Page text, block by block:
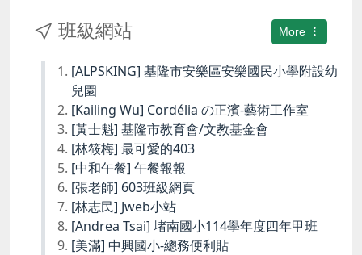
More
班級網站
[ALPSKING] 基隆市安樂區安樂國民小學附設幼
兒園
[Kailing Wu] Cordélia の正濱-藝術工作室
[黃士魁] 基隆市教育會/文教基金會
[林筱梅] 最可愛的403
[中和午餐] 午餐報報
[張老師] 603班級網頁
[林志民] Jweb小站
[Andrea Tsai] 堵南國小114學年度四年甲班
[美滿] 中興國小-總務便利貼